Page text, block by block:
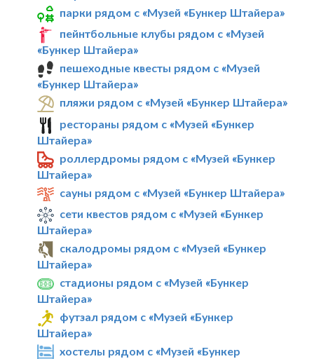
парки рядом с «Музей «Бункер Штайера»
пейнтбольные клубы рядом с «Музей
«Бункер Штайера»
пешеходные квесты рядом с «Музей
«Бункер Штайера»
пляжи рядом с «Музей «Бункер Штайера»
рестораны рядом с «Музей «Бункер
Штайера»
роллердромы рядом с «Музей «Бункер
Штайера»
сауны рядом с «Музей «Бункер Штайера»
сети квестов рядом с «Музей «Бункер
Штайера»
скалодромы рядом с «Музей «Бункер
Штайера»
стадионы рядом с «Музей «Бункер
Штайера»
футзал рядом с «Музей «Бункер
Штайера»
хостелы рядом с «Музей «Бункер